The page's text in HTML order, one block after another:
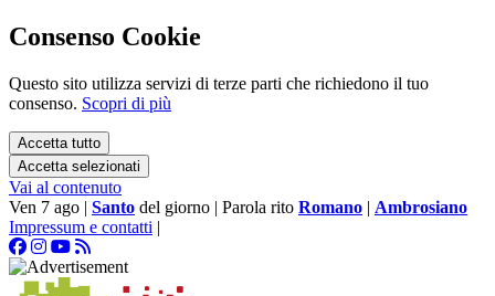
Consenso Cookie
Questo sito utilizza servizi di terze parti che richiedono il tuo
consenso. Scopri di più
Accetta tutto
Accetta selezionati
Vai al contenuto
Ven 7 ago | Santo del giorno | Parola rito Romano | Ambrosiano
Impressum e contatti |